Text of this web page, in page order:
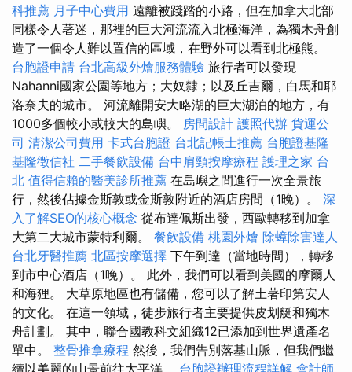
科推薦 月子中心費用 遠離被踐踏的小路，但在加拿大北部
同樣令人著迷，那裡的巨大河流流入北極海洋，為獨木舟創
造了一個令人難以置信的區域，在野外可以看到北極熊。
台胞證申請 台北高級外燴服務體驗 旅行者可以發現
Nahanni國家公園等地方；大奴隸；以及丘吉爾，白馬和耶
洛奈夫的城市。 河流離開安大略湖的巨大湖泊的地方，有
1000多個較小或較大的島嶼。 房間設計 護照代辦 貨運公
司 清潔公司費用 卡式台胞證 台北記帳士推薦 台胞證基隆
基隆徵信社 二手餐飲設備 台中肩頸按摩療程 護理之家 台
北 值得信賴的醫美診所推薦 在島嶼之間進行一次全景旅
行，然後佔據金斯敦或金斯敦附近的酒店房間（1晚）。 深
入了解SEO的核心概念 從布達佩斯出發，西歐轉移到加拿
大第二大城市蒙特利爾。 餐飲設備 桃園外燴 除蟑除害達人
台北牙醫推薦 北區按摩選擇 下午到達（當地時間），轉移
到市中心酒店（1晚）。 此外，我們可以看到美國的摩爾人
和海狸。 大草原地區也有儲備，您可以了解土著印第安人
的文化。 在這一領域，徒步旅行者主要提供皮划艇和獨木
舟計劃。 其中，聯合國教科文組織12已添加到世界遺產名
單中。 整骨推拿療程 然後，我們告別落基山脈，但我們繼
續以美麗的山景前往太平洋。 台胞證辦理流程詳解 會計師